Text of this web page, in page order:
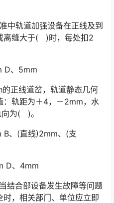
中轨道加强设备在正线及到
离缝大于( )时，每处扣2
D、5mm
正线道岔，轨道静态几何
：轨距为＋4，－2mm，水
为( )。
B、(直线)2mm、(支
D、4mm
结合部设备发生故障等问题
，相关部门、单位应立即